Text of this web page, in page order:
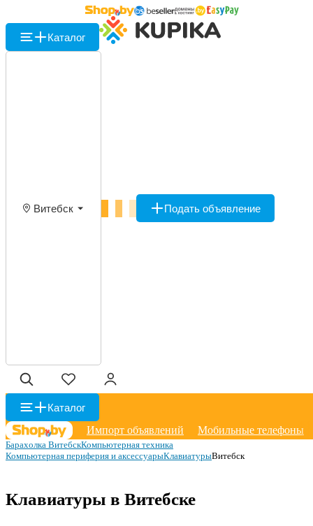
Каталог
Витебск Подать объявление
Каталог
Импорт объявлений
Мобильные телефоны
Барахолка ВитебскКомпьютерная техника
Компьютерная периферия и аксессуарыКлавиатурыВитебск
Клавиатуры в Витебске